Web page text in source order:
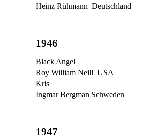
Heinz Rühmann Deutschland
1946
Black Angel
Roy William Neill USA
Kris
Ingmar Bergman Schweden
1947